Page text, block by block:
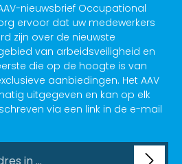
nieuwsbrief Occupational
ervoor dat uw medewerkers
zijn over de nieuwste
van arbeidsveiligheid en
die op de hoogte is van
aanbiedingen. Het AAV
uitgegeven en kan op elk
via een link in de e-mail